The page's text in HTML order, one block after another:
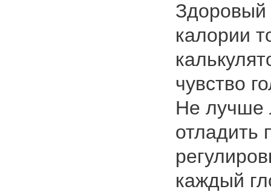
Здоровый
калории
чувство
Не лучше
отладить
каждый